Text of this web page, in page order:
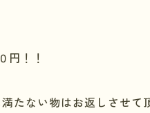
円！！
たない物はお返しさせて